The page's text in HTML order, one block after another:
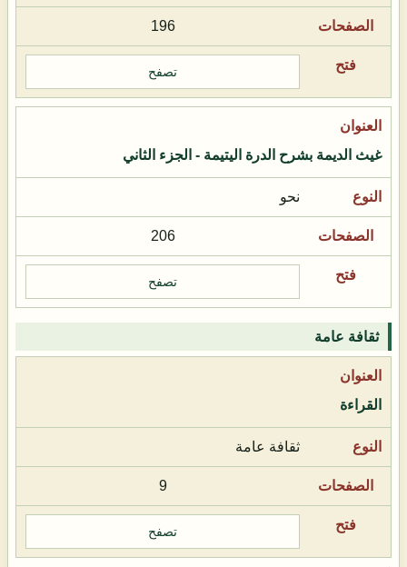
196
تصفح
غيث الديمة بشرح الدرة اليتيمة - الجزء الثاني
نحو
206
تصفح
ثقافة عامة
القراءة
ثقافة عامة
9
تصفح